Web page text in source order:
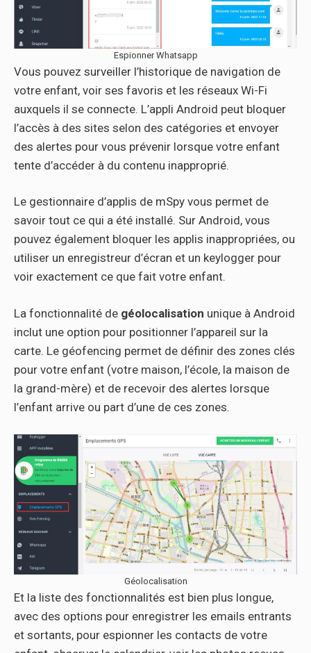
Espionner Whatsapp
Vous pouvez surveiller l’historique de navigation de
votre enfant, voir ses favoris et les réseaux Wi-Fi
auxquels il se connecte. L’appli Android peut bloquer
l’accès à des sites selon des catégories et envoyer
des alertes pour vous prévenir lorsque votre enfant
tente d’accéder à du contenu inapproprié.
Le gestionnaire d’applis de mSpy vous permet de
savoir tout ce qui a été installé. Sur Android, vous
pouvez également bloquer les applis inappropriées, ou
utiliser un enregistreur d’écran et un keylogger pour
voir exactement ce que fait votre enfant.
La fonctionnalité de géolocalisation unique à Android
inclut une option pour positionner l’appareil sur la
carte. Le géofencing permet de définir des zones clés
pour votre enfant (votre maison, l’école, la maison de
la grand-mère) et de recevoir des alertes lorsque
l’enfant arrive ou part d’une de ces zones.
Géolocalisation
Et la liste des fonctionnalités est bien plus longue,
avec des options pour enregistrer les emails entrants
et sortants, pour espionner les contacts de votre